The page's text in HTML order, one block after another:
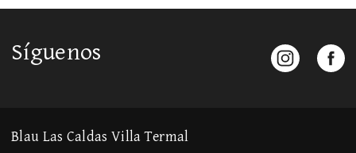
Síguenos
Blau Las Caldas Villa Termal